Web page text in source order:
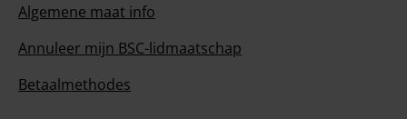
Algemene maat info
Annuleer mijn BSC-lidmaatschap
Betaalmethodes